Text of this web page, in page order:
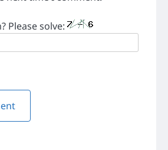
Please solve: